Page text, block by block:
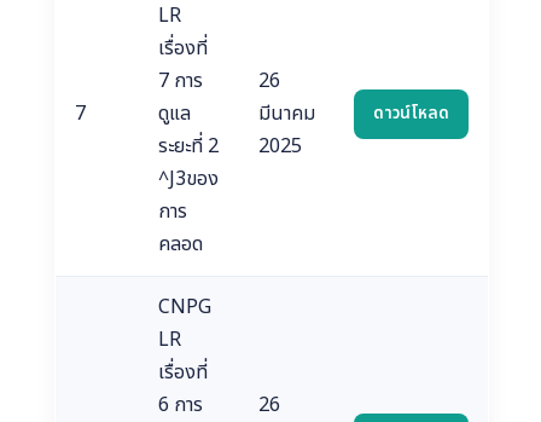
7
LR
เรื่องที่
7 การ
ดูแล
ระยะที่ 2
^J3ของ
การ
คลอด
26
มีนาคม
2025
ดาวน์โหลด
CNPG
LR
เรื่องที่
6 การ
26